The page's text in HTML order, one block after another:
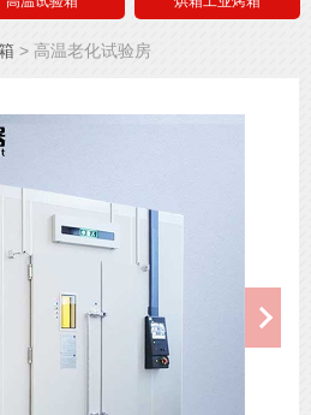
> 高温老化试验房